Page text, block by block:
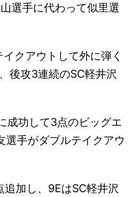
選手に代わって似里選
クアウトして外に弾く
後攻3連続のSC軽井沢
成功して3点のビッグエ
選手がダブルテイクアウ
加し、9EはSC軽井沢